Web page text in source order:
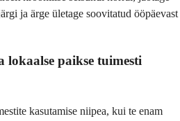
ja ärge ületage soovitatud ööpäevast
paikse tuimesti
kasutamise niipea, kui te enam